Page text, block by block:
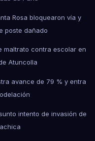
Rosa bloquearon vía y
poste dañado
maltrato contra escolar en
Atuncolla
avance de 79 % y entra
intento de invasión de